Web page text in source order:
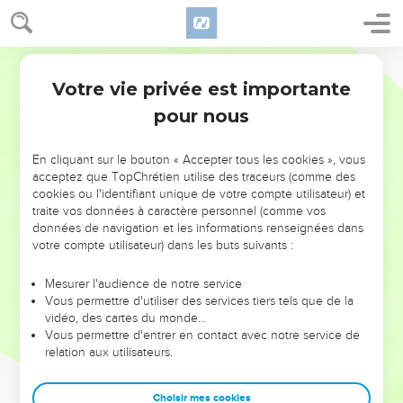
NE MANQUEZ PAS L’ÉVÉNEMENT
DE L’ANNÉE !
ET SI LEURS ERREURS POUVAIENT VOUS ÉVITER LES
VOTRES ?
leur foi ou leur vision. Mais on voit moins les doutes, les erreurs
et les saisons difficiles qu'ils ont traversés, alors même que ce
sont elles qui les ont façonnés.
Dans cette conférence, leaders, entrepreneurs, et responsables
clés pour avancer avec plus de sagesse afin que leurs erreurs
Votre vie privée est importante
pour nous
En cliquant sur le bouton « Accepter tous les cookies », vous
acceptez que TopChrétien utilise des traceurs (comme des
cookies ou l'identifiant unique de votre compte utilisateur) et
traite vos données à caractère personnel (comme vos
données de navigation et les informations renseignées dans
votre compte utilisateur) dans les buts suivants :
Mesurer l'audience de notre service
Vous permettre d'utiliser des services tiers tels que de la
vidéo, des cartes du monde…
Vous permettre d'entrer en contact avec notre service de
relation aux utilisateurs.
Choisir mes cookies